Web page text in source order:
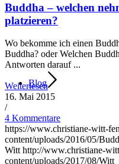
Blog
Buddha – welchen
platzieren?
Wo bekomme ich einen
Buddha? oder Welchen
Antworten darauf ...
Weiterlesen
16. Mai 2015
/
4 Kommentare
https://www.christiane-witt-
content/uploads/2016/05/
Witt http://www.christiane-
content/uploads/2017/08/